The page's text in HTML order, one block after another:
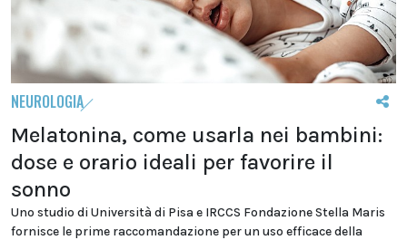
NEUROLOGIA
Melatonina, come usarla nei bambini:
dose e orario ideali per favorire il
sonno
Uno studio di Università di Pisa e IRCCS Fondazione Stella Maris
fornisce le prime raccomandazione per un uso efficace della